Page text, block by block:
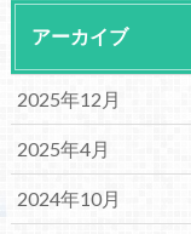
アーカイブ
2025年12月
2025年4月
2024年10月